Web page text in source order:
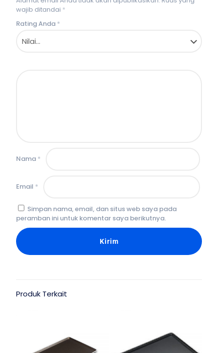
wajib ditandai *
Rating Anda *
Nama *
Email *
Simpan nama, email, dan situs web saya pada
peramban ini untuk komentar saya berikutnya.
Produk Terkait